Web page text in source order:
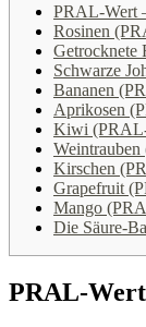
PRAL-Wert
Rosinen
Getrocknete
Schwarze
Bananen
Aprikosen
Kiwi
Kirschen
Grapefruit
Mango
Die Säure-
PRAL-Wert